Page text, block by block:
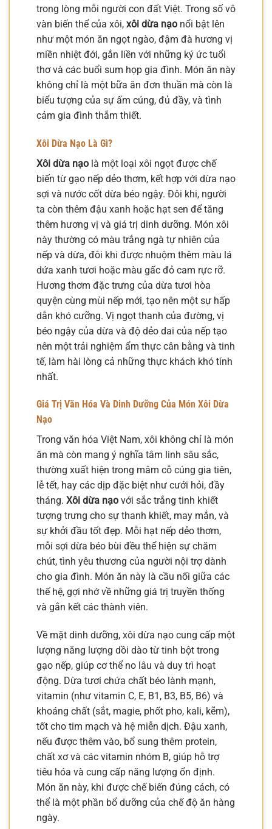
trong lòng mỗi người con đất Việt. Trong số vô
vàn biến thể của xôi, xôi dừa nạo nổi bật lên
như một món ăn ngọt ngào, đậm đà hương vị
miền nhiệt đới, gắn liền với những ký ức tuổi
thơ và các buổi sum họp gia đình. Món ăn này
không chỉ là một bữa ăn đơn thuần mà còn là
biểu tượng của sự ấm cúng, đủ đầy, và tình
cảm gia đình thắm thiết.
Xôi Dừa Nạo Là Gì?
Xôi dừa nạo là một loại xôi ngọt được chế
biến từ gạo nếp dẻo thơm, kết hợp với dừa nạo
sợi và nước cốt dừa béo ngậy. Đôi khi, người
ta còn thêm đậu xanh hoặc hạt sen để tăng
thêm hương vị và giá trị dinh dưỡng. Món xôi
này thường có màu trắng ngà tự nhiên của
nếp và dừa, đôi khi được nhuộm thêm màu lá
dứa xanh tươi hoặc màu gấc đỏ cam rực rỡ.
Hương thơm đặc trưng của dừa tươi hòa
quyện cùng mùi nếp mới, tạo nên một sự hấp
dẫn khó cưỡng. Vị ngọt thanh của đường, vị
béo ngậy của dừa và độ dẻo dai của nếp tạo
nên một trải nghiệm ẩm thực cân bằng và tinh
tế, làm hài lòng cả những thực khách khó tính
nhất.
Giá Trị Văn Hóa Và Dinh Dưỡng Của Món Xôi Dừa
Nạo
Trong văn hóa Việt Nam, xôi không chỉ là món
ăn mà còn mang ý nghĩa tâm linh sâu sắc,
thường xuất hiện trong mâm cỗ cúng gia tiên,
lễ tết, hay các dịp đặc biệt như cưới hỏi, đầy
tháng. Xôi dừa nạo với sắc trắng tinh khiết
tượng trưng cho sự thanh khiết, may mắn, và
sự khởi đầu tốt đẹp. Mỗi hạt nếp dẻo thơm,
mỗi sợi dừa béo bùi đều thể hiện sự chăm
chút, tình yêu thương của người nội trợ dành
cho gia đình. Món ăn này là cầu nối giữa các
thế hệ, gợi nhớ về những giá trị truyền thống
và gắn kết các thành viên.
Về mặt dinh dưỡng, xôi dừa nạo cung cấp một
lượng năng lượng dồi dào từ tinh bột trong
gạo nếp, giúp cơ thể no lâu và duy trì hoạt
động. Dừa tươi chứa chất béo lành mạnh,
vitamin (như vitamin C, E, B1, B3, B5, B6) và
khoáng chất (sắt, magie, phốt pho, kali, kẽm),
tốt cho tim mạch và hệ miễn dịch. Đậu xanh,
nếu được thêm vào, bổ sung thêm protein,
chất xơ và các vitamin nhóm B, giúp hỗ trợ
tiêu hóa và cung cấp năng lượng ổn định.
Món ăn này, khi được chế biến đúng cách, có
thể là một phần bổ dưỡng của chế độ ăn hàng
ngày.